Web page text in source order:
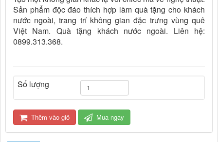
Sản phẩm độc đáo thích hợp làm quà tặng cho khách
nước ngoài, trang trí không gian đặc trưng vùng quê
Việt Nam. Quà tặng khách nước ngoài. Liên hệ:
0899.313.368.
Số lượng
Thêm vào giỏ Mua ngay